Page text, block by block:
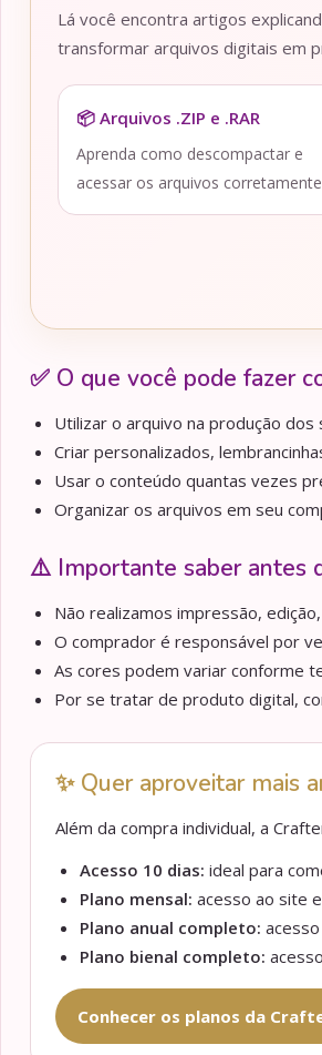
Lá você encontra artigos
transformar arquivos digitais em
📦 Arquivos .ZIP e .RAR
Aprenda como descompactar e
acessar os arquivos
✅ O que você pode fazer
Utilizar o arquivo na produção
Criar personalizados,
Usar o conteúdo quantas vezes
Organizar os arquivos em seu
⚠️ Importante saber antes
Não realizamos impressão,
O comprador é responsável por
As cores podem variar conforme
Por se tratar de produto digital,
✨ Quer aproveitar mais
Além da compra individual, a
Acesso 10 dias: ideal para
Plano mensal: acesso ao site
Plano anual completo:
Plano bienal completo:
Conhecer os planos da